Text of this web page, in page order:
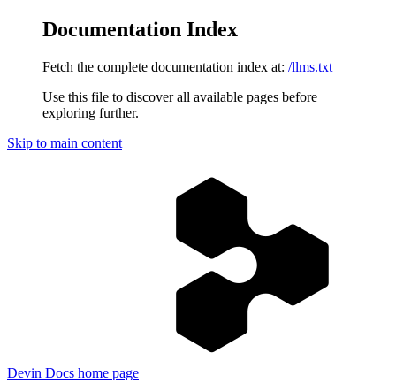
Documentation Index
Fetch the complete documentation index at: /llms.txt
Use this file to discover all available pages before
exploring further.
Skip to main content
Devin Docs home page